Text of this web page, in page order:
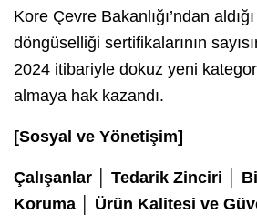
Kore Çevre Bakanlığı’ndan
döngüselliği sertifikalarının
2024 itibariyle dokuz yeni
almaya hak kazandı.
[Sosyal ve Yönetişim]
Çalışanlar │ Tedarik Zinciri │
Koruma │ Ürün Kalitesi ve